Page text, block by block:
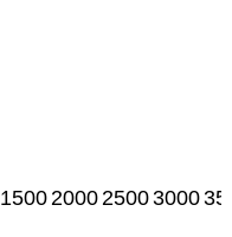
1500200025003000